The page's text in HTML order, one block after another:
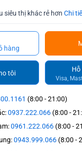
siêu thị khác rẻ hơn Chi
hàng
Visa,
tôi
(8:00 - 21:00)
0937.222.066 (8:00 -
0961.222.066 (8:00 -
0943.999.066 (8:00 -